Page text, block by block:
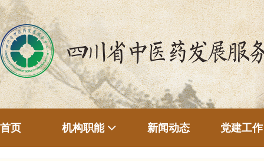
首页 机构职能 新闻动态 党建工作